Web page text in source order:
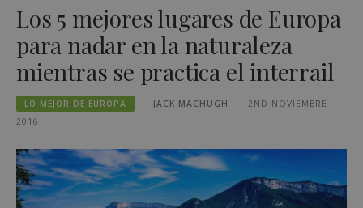
Los 5 mejores lugares de Europa
para nadar en la naturaleza
mientras se practica el interrail
LO MEJOR DE EUROPA JACK MACHUGH
2ND NOVIEMBRE
2016